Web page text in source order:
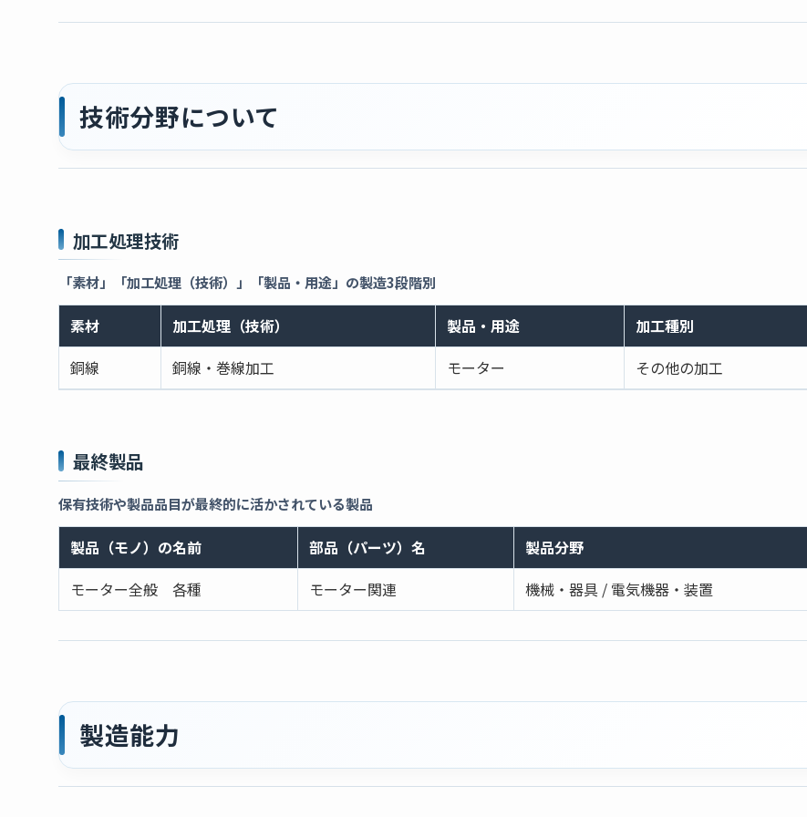
技術分野について
加工処理技術
「素材」「加工処理（技術）」「製品・用途」の製造3段階別
素材 加工処理（技術） 製品・用途
加工種別
銅線
銅線・巻線加工 モーター その他の加工
最終製品
保有技術や製品品目が最終的に活かされている製品
製品（モノ）の名前 部品（パーツ）名
製品分野
モーター全般 各種
モーター関連 機械・器具 / 電気機器・装置
製造能力